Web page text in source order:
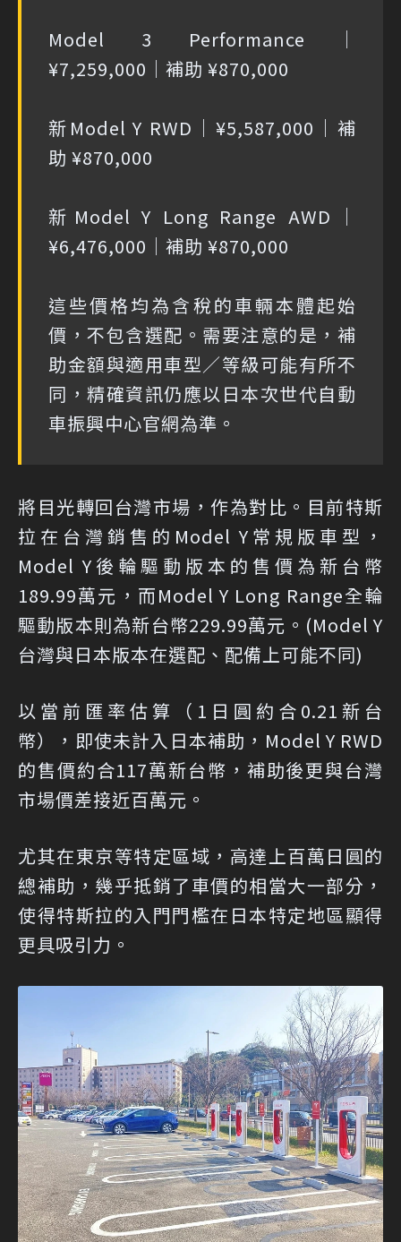
Model 3 Performance｜
¥7,259,000｜補助 ¥870,000
新Model Y RWD｜¥5,587,000｜補
助 ¥870,000
新Model Y Long Range AWD｜
¥6,476,000｜補助 ¥870,000
這些價格均為含稅的車輛本體起始
價，不包含選配。需要注意的是，補
助金額與適用車型／等級可能有所不
同，精確資訊仍應以日本次世代自動
車振興中心官網為準。
將目光轉回台灣市場，作為對比。目前特斯
拉在台灣銷售的Model Y常規版車型，
Model Y後輪驅動版本的售價為新台幣
189.99萬元，而Model Y Long Range全輪
驅動版本則為新台幣229.99萬元。(Model Y
台灣與日本版本在選配、配備上可能不同)
以當前匯率估算（1日圓約合0.21新台
幣），即使未計入日本補助，Model Y RWD
的售價約合117萬新台幣，補助後更與台灣
市場價差接近百萬元。
尤其在東京等特定區域，高達上百萬日圓的
總補助，幾乎抵銷了車價的相當大一部分，
使得特斯拉的入門門檻在日本特定地區顯得
更具吸引力。